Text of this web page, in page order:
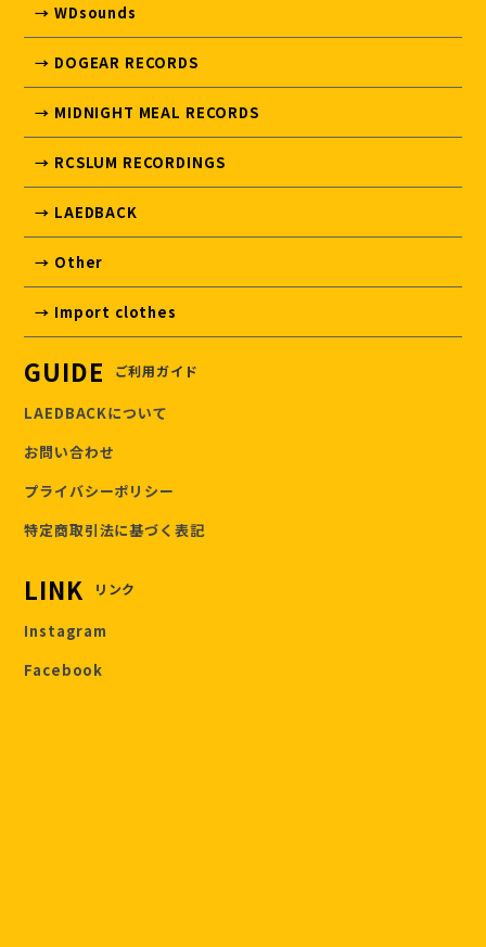
→ WDsounds
→ DOGEAR RECORDS
→ MIDNIGHT MEAL RECORDS
→ RCSLUM RECORDINGS
→ LAEDBACK
→ Other
→ Import clothes
GUIDE ご利用ガイド
LAEDBACKについて
お問い合わせ
プライバシーポリシー
特定商取引法に基づく表記
LINK リンク
Instagram
Facebook